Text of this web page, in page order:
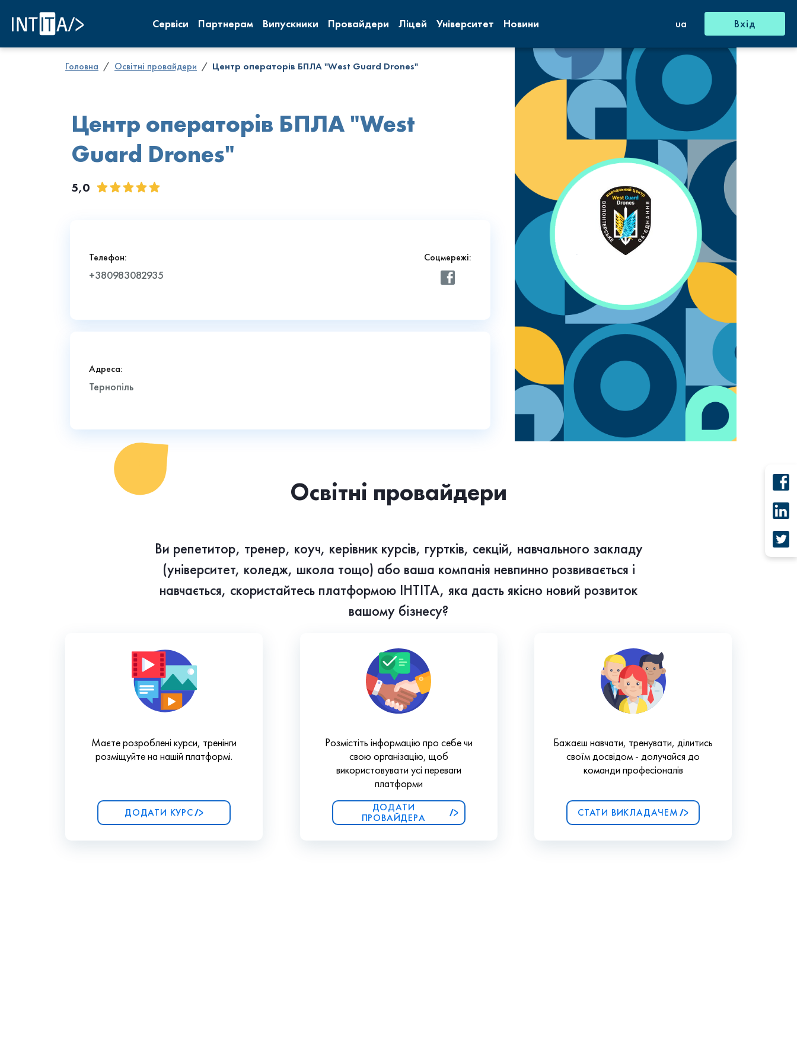
Сервіси Партнерам Випускники Провайдери Ліцей Університет Новини ua Вхід
Головна Освітні провайдери Центр операторів БПЛА "West Guard Drones"
Центр операторів БПЛА "West
Guard Drones"
5,0
Телефон:
+380983082935
Соцмережі:
Адреса:
Тернопіль
Освітні провайдери
Ви репетитор, тренер, коуч, керівник курсів, гуртків, секцій, навчального закладу
(університет, коледж, школа тощо) або ваша компанія невпинно розвивається і
навчається, скористайтесь платформою ІНТІТА, яка дасть якісно новий розвиток
вашому бізнесу?
Маєте розроблені курси, тренінги
розміщуйте на нашій платформі.
ДОДАТИ КУРС
Розмістіть інформацію про себе чи
свою організацію, щоб
використовувати усі переваги
платформи
ДОДАТИ
ПРОВАЙДЕРА
Бажаєш навчати, тренувати, ділитись
своїм досвідом - долучайся до
команди професіоналів
СТАТИ ВИКЛАДАЧЕМ